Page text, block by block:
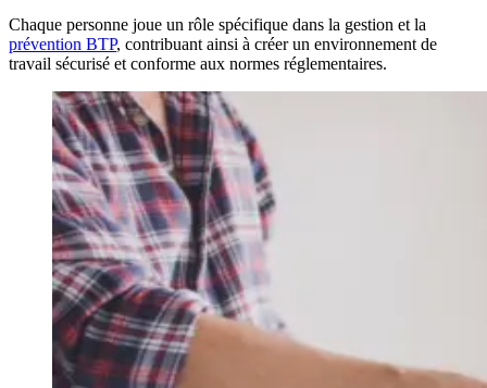
Chaque personne joue un rôle spécifique dans la gestion et la
prévention BTP, contribuant ainsi à créer un environnement de
travail sécurisé et conforme aux normes réglementaires.